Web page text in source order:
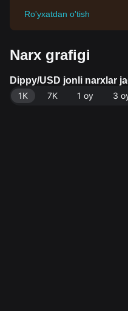
Ro'yxatdan o'tish
Narx grafigi
Dippy/USD jonli narxlar
1K
7K 1 oy 3